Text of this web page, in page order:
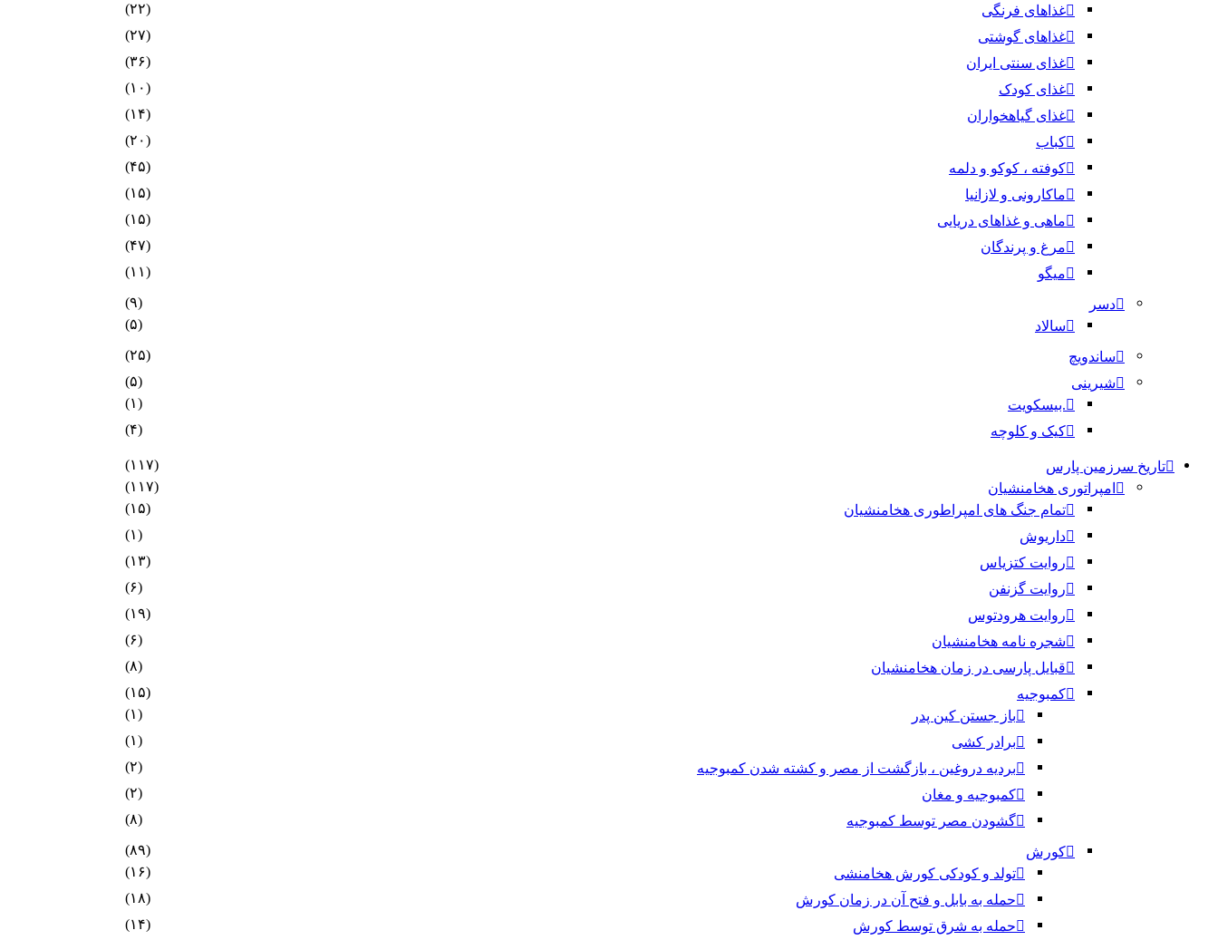
غذاهای فرنگی
(۲۲)
غذاهای گوشتی
(۲۷)
غذای سنتی ایران
(۳۶)
غذای کودک
(۱۰)
غذای گیاهخواران
(۱۴)
کباب
(۲۰)
کوفته ، کوکو و دلمه
(۴۵)
ماکارونی و لازانیا
(۱۵)
ماهی و غذاهای دریایی
(۱۵)
مرغ و پرندگان
(۴۷)
میگو
(۱۱)
دسر
(۹)
سالاد
(۵)
ساندویچ
(۲۵)
شیرینی
(۵)
.بیسکویت
(۱)
کیک و کلوچه
(۴)
تاریخ سرزمین پارس
(۱۱۷)
امپراتوری هخامنشیان
(۱۱۷)
تمام جنگ های امپراطوری هخامنشیان
(۱۵)
داریوش
(۱)
روایت کتزیاس
(۱۳)
روایت گزنفن
(۶)
روایت هرودتوس
(۱۹)
شجره نامه هخامنشیان
(۶)
قبایل پارسی در زمان هخامنشیان
(۸)
کمبوجیه
(۱۵)
باز جستن کین پدر
(۱)
برادر کشی
(۱)
بردیه دروغین ، بازگشت از مصر و کشته شدن کمبوجیه
(۲)
کمبوجیه و مغان
(۲)
گشودن مصر توسط کمبوجیه
(۸)
کورش
(۸۹)
تولد و کودکی کورش هخامنشی
(۱۶)
حمله به بابل و فتح آن در زمان کورش
(۱۸)
حمله به شرق توسط کورش
(۱۴)